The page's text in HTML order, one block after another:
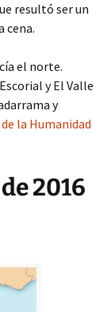
resultó ser un
cena.
el norte.
y El Valle
y
la Humanidad
2016